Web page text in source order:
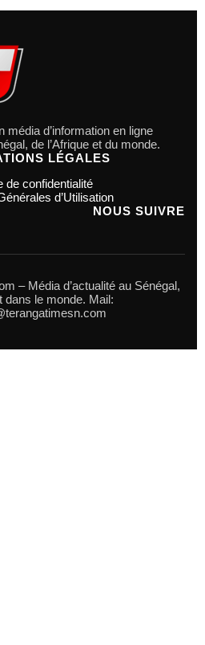
média d’information en ligne
de l’Afrique et du monde.
LÉGALES
de confidentialité
d’Utilisation
NOUS SUIVRE
– Média d’actualité au Sénégal,
dans le monde. Mail: